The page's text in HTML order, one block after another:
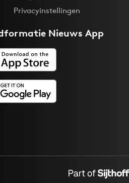
Privacyinstellingen
Nieuws App